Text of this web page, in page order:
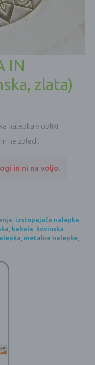
IN
zlata)
nalepka v obliki
in ne zbledi.
in ni na voljo.
, izstopajoča nalepka,
, kabala, kovinska
, metalne nalepke,